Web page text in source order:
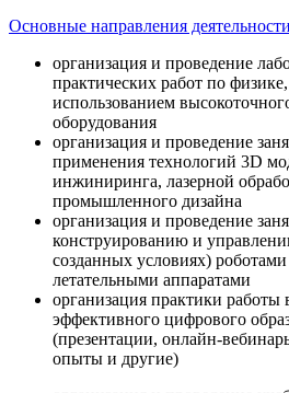
Основные направления деятельности
организация и проведение
практических работ по
использованием
оборудования
организация и проведение
применения технологий 3D
инжиниринга, лазерной
промышленного дизайна
организация и проведение
конструированию и
созданных условиях)
летательными аппаратами
организация практики работы
эффективного цифрового
(презентации, онлайн-
опыты и другие)